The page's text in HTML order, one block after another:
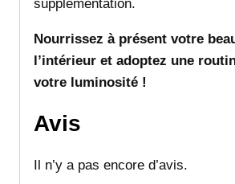
supplémentation.
Nourrissez à présent votre
l’intérieur et adoptez une
votre luminosité !
Avis
Il n’y a pas encore d’avis.